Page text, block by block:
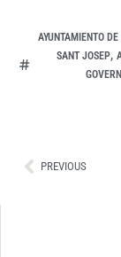
AYUNTAMIENTO
SANT JOSEP,
AntPREVIOUS